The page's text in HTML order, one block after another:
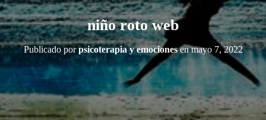
M
O
D
O
D
E
N
A
E
niño roto web
Publicado porpsicoterapia y emocionesenmayo 7, 2022